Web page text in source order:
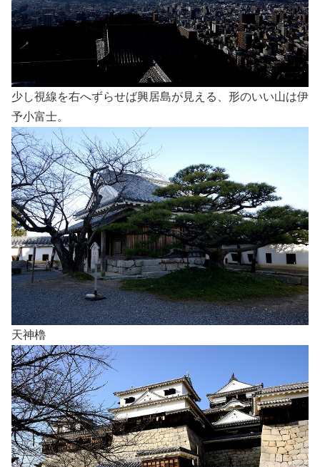
少し視線を右へずらせば興居島が見える、形のいい山は伊
予小富士。
天神櫓